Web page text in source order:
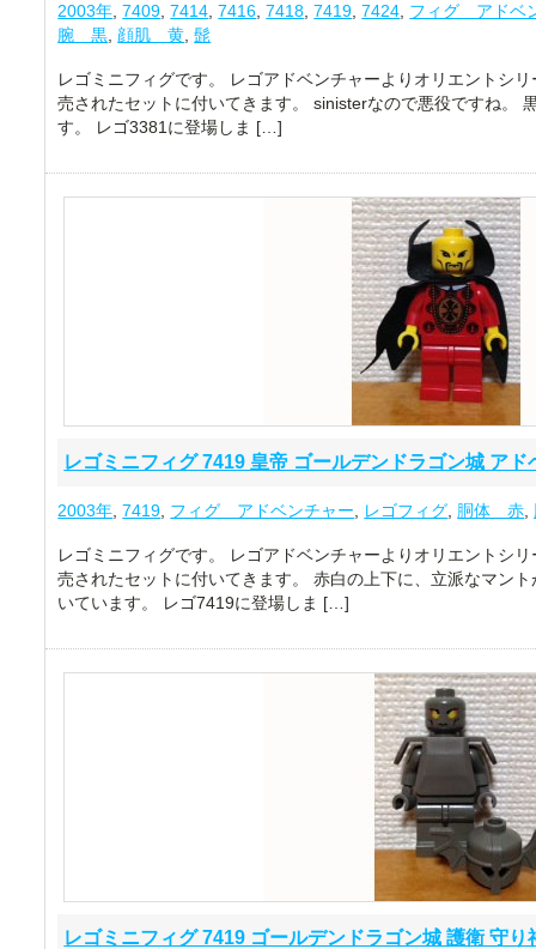
2003年 ,7409 ,7414 ,7416 ,7418 ,7419 ,7424 フィグ アドベ
腕 黒 顔肌 黄 ,髭
レゴミニフィグです。 レゴアドベンチャーよりオリエントシ
売されたセットに付いてきます。 sinisterなので悪役ですね。
す。 レゴ3381に登場しま […]
レゴミニフィグ 7419 皇帝 ゴールデンドラゴン城 アド
2003年 ,7419 フィグ アドベンチャー レゴフィグ 胴体 赤
レゴミニフィグです。 レゴアドベンチャーよりオリエントシ
売されたセットに付いてきます。 赤白の上下に、立派なマン
いています。 レゴ7419に登場しま […]
レゴミニフィグ 7419 ゴールデンドラゴン城 護衛 守り